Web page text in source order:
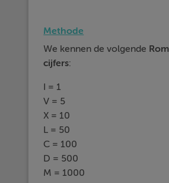
Methode
We kennen de volgende
cijfers:
I = 1
V = 5
X = 10
L = 50
C = 100
D = 500
M = 1000